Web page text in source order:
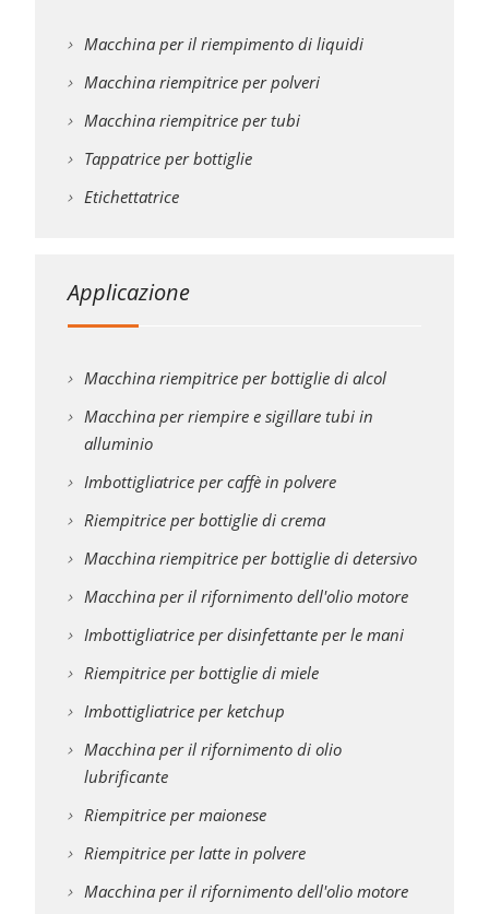
Macchina per il riempimento di liquidi
Macchina riempitrice per polveri
Macchina riempitrice per tubi
Tappatrice per bottiglie
Etichettatrice
Applicazione
Macchina riempitrice per bottiglie di alcol
Macchina per riempire e sigillare tubi in
alluminio
Imbottigliatrice per caffè in polvere
Riempitrice per bottiglie di crema
Macchina riempitrice per bottiglie di detersivo
Macchina per il rifornimento dell'olio motore
Imbottigliatrice per disinfettante per le mani
Riempitrice per bottiglie di miele
Imbottigliatrice per ketchup
Macchina per il rifornimento di olio
lubrificante
Riempitrice per maionese
Riempitrice per latte in polvere
Macchina per il rifornimento dell'olio motore